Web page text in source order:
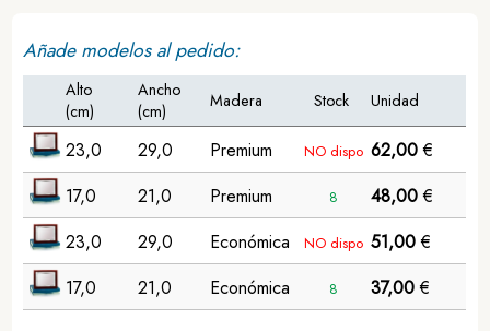
Añade modelos al pedido:
Alto
(cm)
Ancho
(cm)
Madera Stock Unidad
23,0 29,0 Premium NO dispo 62,00€
17,0
21,0 Premium 8 48,00€
23,0
29,0 Económica NO dispo 51,00€
17,0
21,0 Económica 8 37,00€